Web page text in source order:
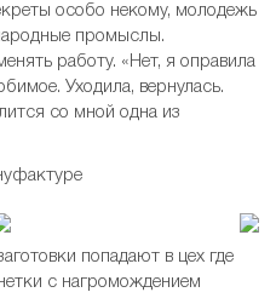
особо некому, молодежь
промыслы.
работу. «Нет, я оправила
Уходила, вернулась.
со мной одна из
попадают в цех где
с нагромождением